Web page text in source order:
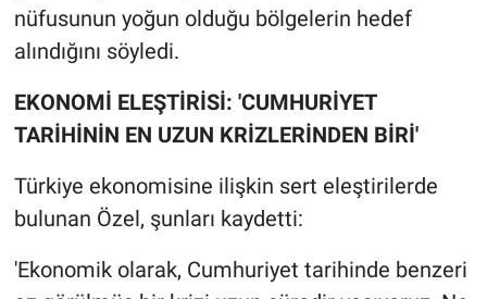
nüfusunun yoğun olduğu bölgelerin hedef
alındığını söyledi.
EKONOMİ ELEŞTİRİSİ: 'CUMHURİYET
TARİHİNİN EN UZUN KRİZLERİNDEN BİRİ'
Türkiye ekonomisine ilişkin sert eleştirilerde
bulunan Özel, şunları kaydetti:
'Ekonomik olarak, Cumhuriyet tarihinde benzeri